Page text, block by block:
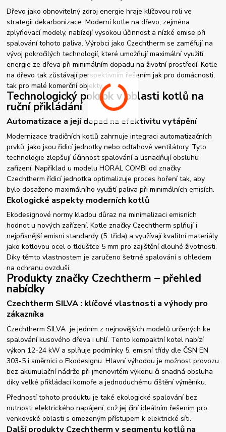
Dřevo jako obnovitelný zdroj energie hraje klíčovou roli ve
strategii dekarbonizace. Moderní kotle na dřevo, zejména
zplyňovací modely, nabízejí vysokou účinnost a nízké emise při
spalování tohoto paliva. Výrobci jako Czechtherm se zaměřují na
vývoj pokročilých technologií, které umožňují maximální využití
energie ze dřeva při minimálním dopadu na životní prostředí. Kotle
na dřevo tak zůstávají perspektivním řešením jak pro domácnosti,
tak pro malé komerční objekty.
Technologický pokrok v oblasti kotlů na
ruční přikládání
Automatizace a její dopad na efektivitu vytápění
Modernizace tradičních kotlů zahrnuje integraci automatizačních
prvků, jako jsou řídicí jednotky nebo odtahové ventilátory. Tyto
technologie zlepšují účinnost spalování a usnadňují obsluhu
zařízení. Například u modelu HORAL COMBI od značky
Czechtherm řídicí jednotka optimalizuje proces hoření tak, aby
bylo dosaženo maximálního využití paliva při minimálních emisích.
Ekologické aspekty moderních kotlů
Ekodesignové normy kladou důraz na minimalizaci emisních
hodnot u nových zařízení. Kotle značky Czechtherm splňují i
nejpřísnější emisní standardy (5. třída) a využívají kvalitní materiály
jako kotlovou ocel o tloušťce 5 mm pro zajištění dlouhé životnosti.
Díky těmto vlastnostem je zaručeno šetrné spalování s ohledem
na ochranu ovzduší.
Produkty značky Czechtherm – přehled
nabídky
Czechtherm SILVA : klíčové vlastnosti a výhody pro
zákazníka
Czechtherm SILVA je jedním z nejnovějších modelů určených ke
spalování kusového dřeva i uhlí. Tento kompaktní kotel nabízí
výkon 12-24 kW a splňuje podmínky 5. emisní třídy dle ČSN EN
303-5 i směrnici o Ekodesignu. Hlavní výhodou je možnost provozu
bez akumulační nádrže při jmenovitém výkonu či snadná obsluha
díky velké přikládací komoře a jednoduchému čištění výměníku.
Předností tohoto produktu je také ekologické spalování bez
nutnosti elektrického napájení, což jej činí ideálním řešením pro
venkovské oblasti s omezeným přístupem k elektrické síti.
Další produkty Czechtherm v segmentu kotlů na